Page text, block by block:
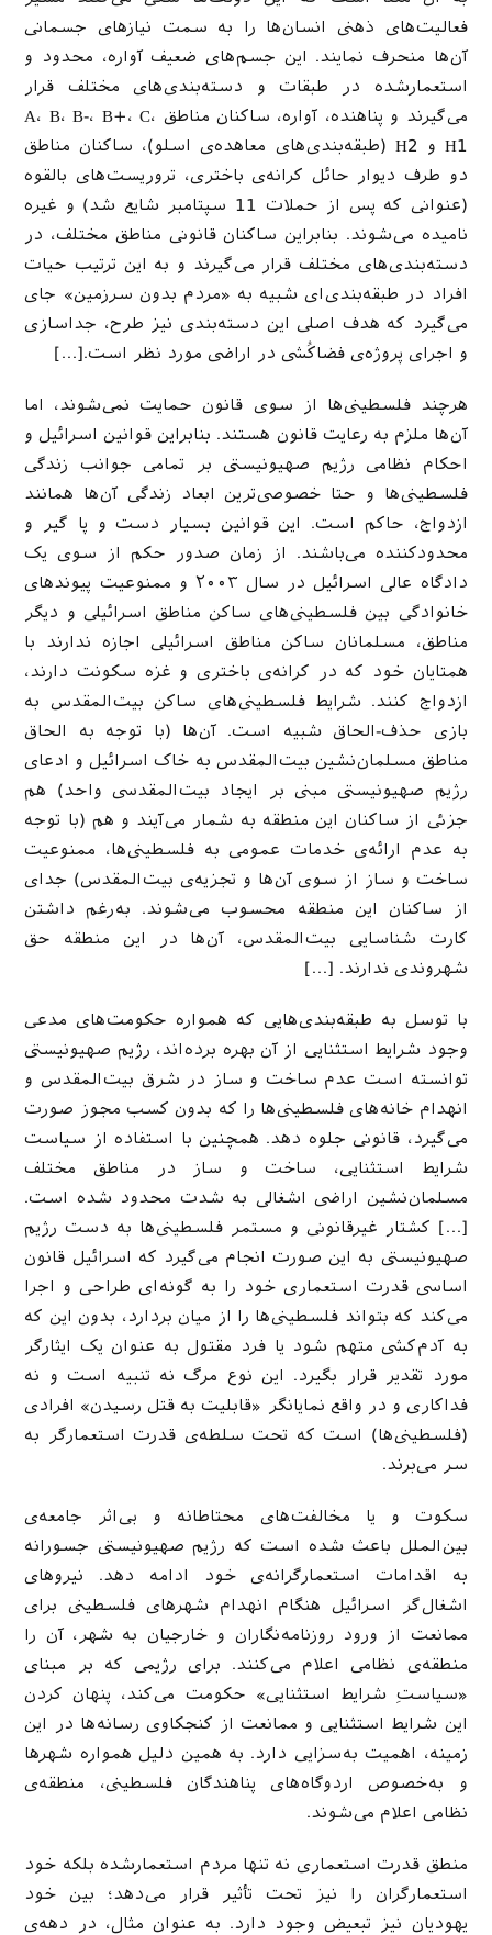
فعالیت‌های ذهنی انسان‌ها را به سمت نیازهای جسمانی
آن‌ها منحرف نمایند. این جسم‌های ضعیف آواره، محدود و
استعمارشده در طبقات و دسته‌بندی‌های مختلف قرار
می‌گیرند و پناهنده، آواره، ساکنان مناطق A، B، B-، B+، C،
H1 و H2 (طبقه‌بندی‌های معاهده‌ی اسلو)، ساکنان مناطق
دو طرف دیوار حائل کرانه‌ی باختری، تروریست‌های بالقوه
(عنوانی که پس از حملات 11 سپتامبر شایع شد) و غیره
نامیده می‌شوند. بنابراین ساکنان قانونی مناطق مختلف، در
دسته‌بندی‌های مختلف قرار می‌گیرند و به این ترتیب حیات
افراد در طبقه‌بندی‌ای شبیه به «مردم بدون سرزمین» جای
می‌گیرد که هدف اصلی این دسته‌بندی نیز طرح، جداسازی
و اجرای پروژه‌ی فضاکُشی در اراضی مورد نظر است.[…]
هرچند فلسطینی‌ها از سوی قانون حمایت نمی‌شوند، اما
آن‌ها ملزم به رعایت قانون هستند. بنابراین قوانین اسرائیل و
احکام نظامی رژیم صهیونیستی بر تمامی جوانب زندگی
فلسطینی‌ها و حتا خصوصی‌ترین ابعاد زندگی آن‌ها همانند
ازدواج، حاکم است. این قوانین بسیار دست و پا گیر و
محدودکننده می‌باشند. از زمان صدور حکم از سوی یک
دادگاه عالی اسرائیل در سال ۲۰۰۳ و ممنوعیت پیوندهای
خانوادگی بین فلسطینی‌های ساکن مناطق اسرائیلی و دیگر
مناطق، مسلمانان ساکن مناطق اسرائیلی اجازه ندارند با
همتایان خود که در کرانه‌ی باختری و غزه سکونت دارند،
ازدواج کنند. شرایط فلسطینی‌های ساکن بیت‌المقدس به
بازی حذف-الحاق شبیه است. آن‌ها (با توجه به الحاق
مناطق مسلمان‌نشین بیت‌المقدس به خاک اسرائیل و ادعای
رژیم صهیونیستی مبنی بر ایجاد بیت‌المقدسی واحد) هم
جزئی از ساکنان این منطقه به شمار می‌آیند و هم (با توجه
به عدم ارائه‌ی خدمات عمومی به فلسطینی‌ها، ممنوعیت
ساخت و ساز از سوی آن‌ها و تجزیه‌ی بیت‌المقدس) جدای
از ساکنان این منطقه محسوب می‌شوند. به‌رغم داشتن
کارت شناسایی بیت‌المقدس، آن‌ها در این منطقه حق
شهروندی ندارند. […]
با توسل به طبقه‌بندی‌هایی که همواره حکومت‌های مدعی
وجود شرایط استثنایی از آن بهره برده‌اند، رژیم صهیونیستی
توانسته است عدم ساخت و ساز در شرق بیت‌المقدس و
انهدام خانه‌های فلسطینی‌ها را که بدون کسب مجوز صورت
می‌گیرد، قانونی جلوه دهد. همچنین با استفاده از سیاست
شرایط استثنایی، ساخت و ساز در مناطق مختلف
مسلمان‌نشین اراضی اشغالی به شدت محدود شده است.
[…] کشتار غیرقانونی و مستمر فلسطینی‌ها به دست رژیم
صهیونیستی به این صورت انجام می‌گیرد که اسرائیل قانون
اساسی قدرت استعماری خود را به گونه‌ای طراحی و اجرا
می‌کند که بتواند فلسطینی‌ها را از میان بردارد، بدون این که
به آدم‌کشی متهم شود یا فرد مقتول به عنوان یک ایثارگر
مورد تقدیر قرار بگیرد. این نوع مرگ نه تنبیه است و نه
فداکاری و در واقع نمایانگر «قابلیت به قتل رسیدن» افرادی
(فلسطینی‌ها) است که تحت سلطه‌ی قدرت استعمارگر به
سر می‌برند.
سکوت و یا مخالفت‌های محتاطانه و بی‌اثر جامعه‌ی
بین‌الملل باعث شده است که رژیم صهیونیستی جسورانه
به اقدامات استعمارگرانه‌ی خود ادامه دهد. نیروهای
اشغال‌گر اسرائیل هنگام انهدام شهرهای فلسطینی برای
ممانعت از ورود روزنامه‌نگاران و خارجیان به شهر، آن را
منطقه‌ی نظامی اعلام می‌کنند. برای رژیمی که بر مبنای
«سیاستِ شرایط استثنایی» حکومت می‌کند، پنهان کردن
این شرایط استثنایی و ممانعت از کنجکاوی رسانه‌ها در این
زمینه، اهمیت به‌سزایی دارد. به همین دلیل همواره شهرها
و به‌خصوص اردوگاه‌های پناهندگان فلسطینی، منطقه‌ی
نظامی اعلام می‌شوند.
منطق قدرت استعماری نه تنها مردم استعمارشده بلکه خود
استعمارگران را نیز تحت تأثیر قرار می‌دهد؛ بین خود
یهودیان نیز تبعیض وجود دارد. به عنوان مثال، در دهه‌ی